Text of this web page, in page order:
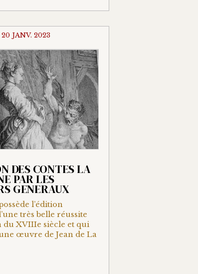
20 JANV. 2023
DES CONTES LA
PAR LES
GENERAUX
l’édition
très belle réussite
du XVIIIe siècle et qui
œuvre de Jean de La